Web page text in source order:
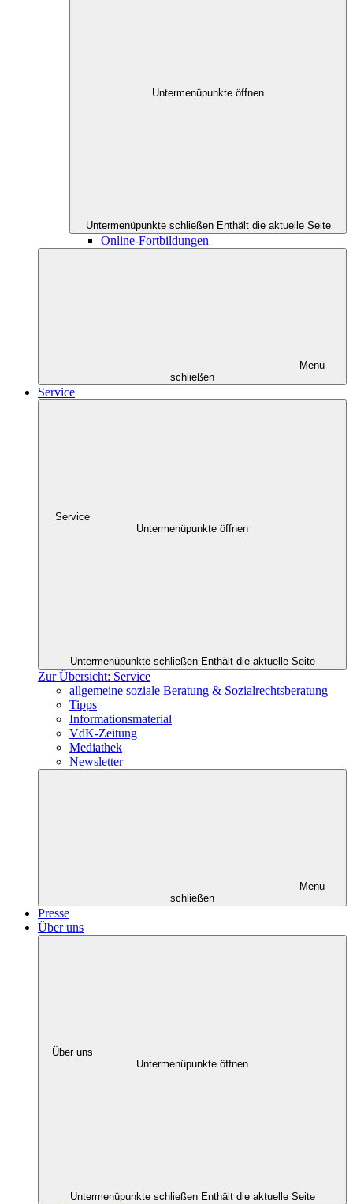
Untermenüpunkte öffnen
Untermenüpunkte schließen Enthält die aktuelle Seite
Online-Fortbildungen
Menü
schließen
Service
Service
Untermenüpunkte öffnen
Untermenüpunkte schließen Enthält die aktuelle Seite
Zur Übersicht: Service
allgemeine soziale Beratung & Sozialrechtsberatung
Tipps
Informationsmaterial
VdK-Zeitung
Mediathek
Newsletter
Menü
schließen
Presse
Über uns
Über uns
Untermenüpunkte öffnen
Untermenüpunkte schließen Enthält die aktuelle Seite